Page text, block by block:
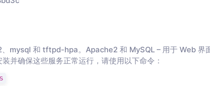
mysql 和 tftpd-hpa。Apache2 和 MySQL – 用于 Web 界
并确保这些服务正常运行，请使用以下命令：